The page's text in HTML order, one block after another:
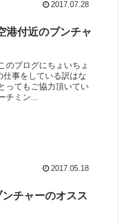
2017.07.28
港付近のブンチャ
のブログにちょいちょ
事をしている訳はな
ってもご協力頂いてい
チミン...
2017.05.18
チャーのオスス